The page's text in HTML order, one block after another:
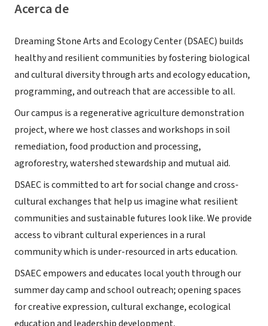
Acerca de
Dreaming Stone Arts and Ecology Center (DSAEC) builds
healthy and resilient communities by fostering biological
and cultural diversity through arts and ecology education,
programming, and outreach that are accessible to all.
Our campus is a regenerative agriculture demonstration
project, where we host classes and workshops in soil
remediation, food production and processing,
agroforestry, watershed stewardship and mutual aid.
DSAEC is committed to art for social change and cross-
cultural exchanges that help us imagine what resilient
communities and sustainable futures look like. We provide
access to vibrant cultural experiences in a rural
community which is under-resourced in arts education.
DSAEC empowers and educates local youth through our
summer day camp and school outreach; opening spaces
for creative expression, cultural exchange, ecological